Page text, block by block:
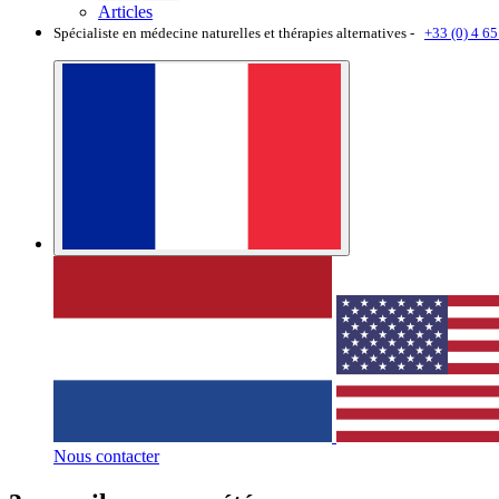
Articles
Spécialiste en médecine naturelles et thérapies alternatives - +33 (0) 4
Nous contacter